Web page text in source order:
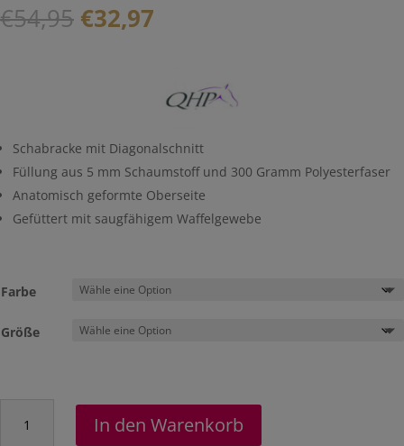
€54,95 Ursprünglicher
Preis
€32,97
€32,97.
Schabracke mit Diagonalschnitt
Füllung aus 5 mm Schaumstoff und 300 Gramm Polyesterfaser
Anatomisch geformte Oberseite
Gefüttert mit saugfähigem Waffelgewebe
Farbe
Größe
"Shiva"
In den Warenkorb